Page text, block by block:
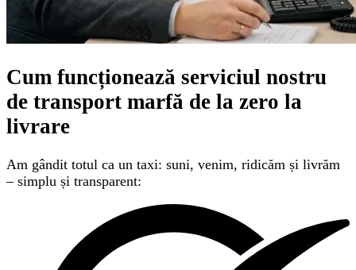
Cum funcționează serviciul nostru
de transport marfă de la zero la
livrare
Am gândit totul ca un taxi: suni, venim, ridicăm și livrăm
– simplu și transparent: